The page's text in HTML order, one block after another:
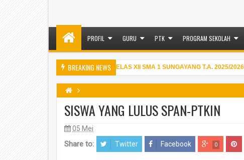
PROFIL GURU PTK PROGRAM SEKOLAH
BREAKING NEWS
KELULUSAN SISWA KELAS XII SMA 1 SUNGAYANG T.A. 2025/2026
SISWA YANG LULUS SPAN-PTKIN
05 Mei
Share to: Twitter Facebook 0